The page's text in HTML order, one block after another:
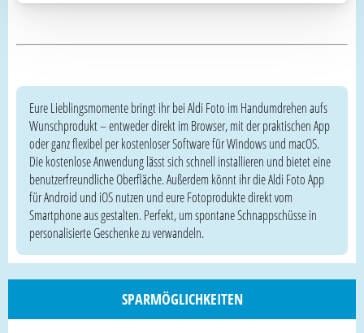
Eure Lieblingsmomente bringt ihr bei Aldi Foto im Handumdrehen aufs
Wunschprodukt – entweder direkt im Browser, mit der praktischen App
oder ganz flexibel per kostenloser Software für Windows und macOS.
Die kostenlose Anwendung lässt sich schnell installieren und bietet eine
benutzerfreundliche Oberfläche. Außerdem könnt ihr die Aldi Foto App
für Android und iOS nutzen und eure Fotoprodukte direkt vom
Smartphone aus gestalten. Perfekt, um spontane Schnappschüsse in
personalisierte Geschenke zu verwandeln.
SPARMÖGLICHKEITEN